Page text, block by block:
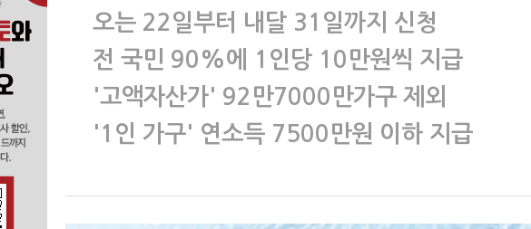
오는 22일부터 내달 31일까지 신청
전 국민 90%에 1인당 10만원씩 지급
'고액자산가' 92만7000만가구 제외
'1인 가구' 연소득 7500만원 이하 지급